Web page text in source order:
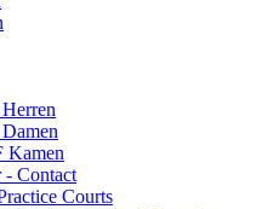
Kamen
- Contact
Courts